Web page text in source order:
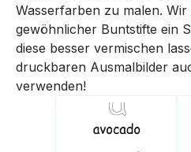
Wasserfarben zu malen.
gewöhnlicher Buntstifte ein
diese besser vermischen
druckbaren Ausmalbilder
verwenden!